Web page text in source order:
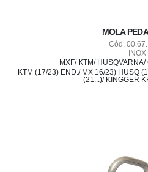
MOLA
Cód.
INOX
MXF/ KTM/
KTM (17/23) END./ MX 16/23) HUSQ
(21...)/ KINGGER